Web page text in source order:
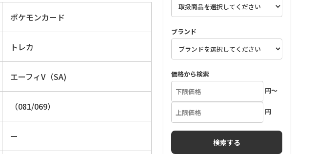
ポケモンカード
トレカ
エーフィV（SA)
（081/069）
ー
ブランド
価格から検索
円～
円